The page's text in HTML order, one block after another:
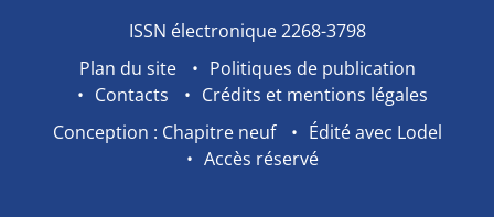
ISSN électronique 2268-3798
Plan du site
Politiques de publication
Contacts
Crédits et mentions légales
Conception : Chapitre neuf
Édité avec Lodel
Accès réservé